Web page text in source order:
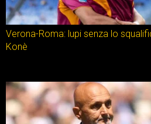
Verona-Roma: lupi senza lo
Konè